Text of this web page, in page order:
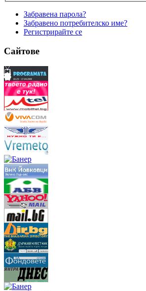
Забравена парола?
Забравено потребителско име?
Регистрирайте се
Сайтове